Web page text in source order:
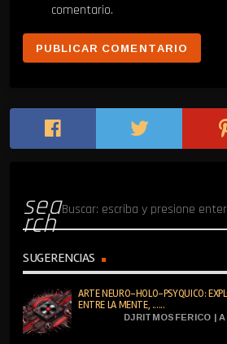
comentario.
sea
rch
SUGERENCIAS
ARTE NEURO-HOLO-PSYQUICO:
ENTRE LA MENTE, ......
DJRITMOSFERICO |